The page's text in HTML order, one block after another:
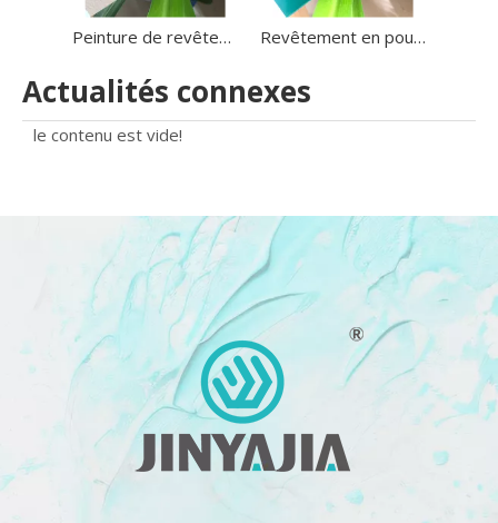
Peinture de revêtement en poudre de polyester époxyde de résine électrostatique pour voiture en métal Revêtement en poudre à haute brillance en poudre de polyester époxy thermodurcissable
Actualités connexes
le contenu est vide!